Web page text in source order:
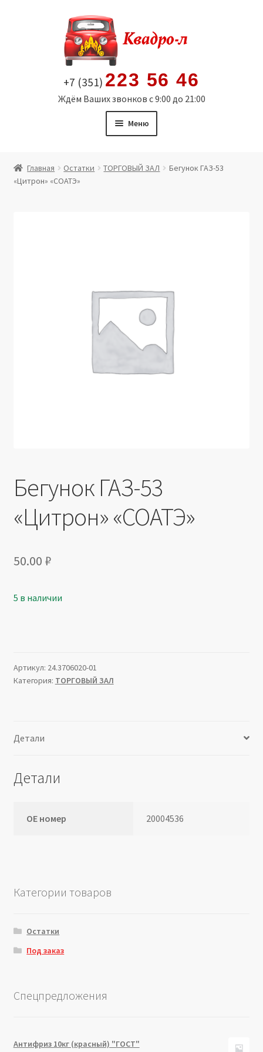
содержимому
+7 (351) 223 56 46
Ждём Ваших звонков с 9:00 до 21:00
Меню
Витрина
Юридические данные
Главная Остатки ТОРГОВЫЙ ЗАЛ
Бегунок ГАЗ-53
«Цитрон» «СОАТЭ»
Бегунок ГАЗ-53
«Цитрон» «СОАТЭ»
50.00 ₽
5 в наличии
Артикул: 24.3706020-01
Категория: ТОРГОВЫЙ ЗАЛ
Детали
Детали
ОЕ номер 20004536
Категории товаров
Остатки
Под заказ
Спецпредложения
Антифриз 10кг (красный) "ГОСТ"